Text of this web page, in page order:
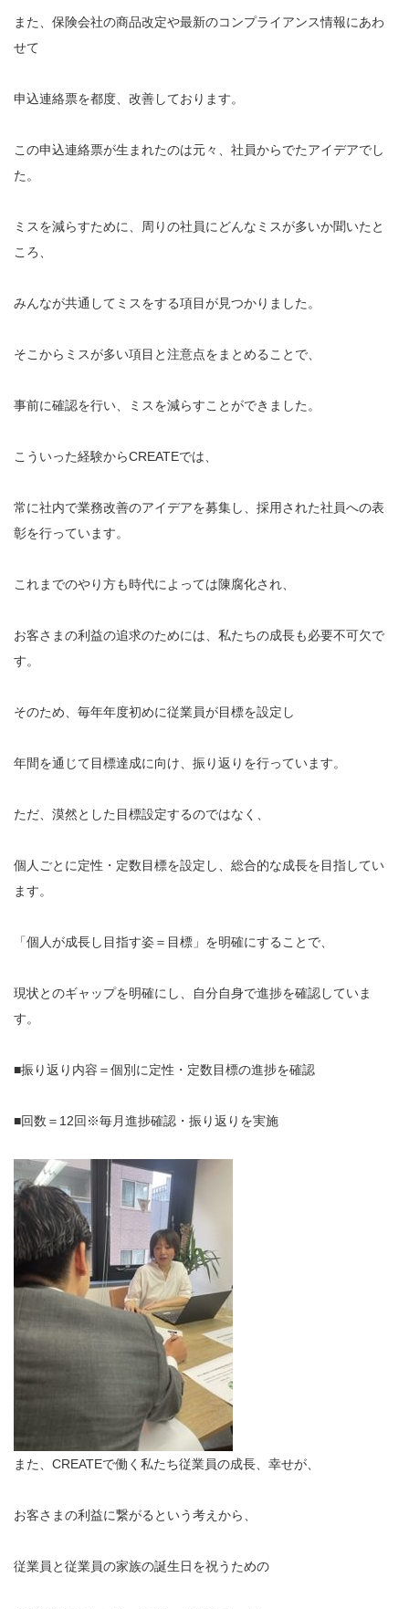
また、保険会社の商品改定や最新のコンプライアンス情報にあわ
せて
申込連絡票を都度、改善しております。
この申込連絡票が生まれたのは元々、社員からでたアイデアでし
た。
ミスを減らすために、周りの社員にどんなミスが多いか聞いたと
ころ、
みんなが共通してミスをする項目が見つかりました。
そこからミスが多い項目と注意点をまとめることで、
事前に確認を行い、ミスを減らすことができました。
こういった経験からCREATEでは、
常に社内で業務改善のアイデアを募集し、採用された社員への表
彰を行っています。
これまでのやり方も時代によっては陳腐化され、
お客さまの利益の追求のためには、私たちの成長も必要不可欠で
す。
そのため、毎年年度初めに従業員が目標を設定し
年間を通じて目標達成に向け、振り返りを行っています。
ただ、漠然とした目標設定するのではなく、
個人ごとに定性・定数目標を設定し、総合的な成長を目指してい
ます。
「個人が成長し目指す姿＝目標」を明確にすることで、
現状とのギャップを明確にし、自分自身で進捗を確認していま
す。
■振り返り内容＝個別に定性・定数目標の進捗を確認
■回数＝12回※毎月進捗確認・振り返りを実施
また、CREATEで働く私たち従業員の成長、幸せが、
お客さまの利益に繋がるという考えから、
従業員と従業員の家族の誕生日を祝うための